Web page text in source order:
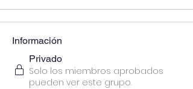
Información
Privado
Solo los miembros aprobados
pueden ver este grupo.